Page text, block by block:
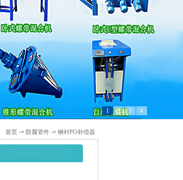
1 2 3 4
首页 -> 防腐管件 -> 钢衬PO补偿器